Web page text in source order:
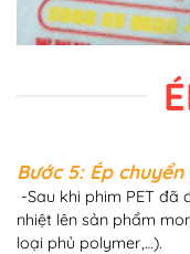
Bước 5: Ép
-Sau khi phim PET đã
nhiệt lên sản phẩm
loại phủ polymer,…).